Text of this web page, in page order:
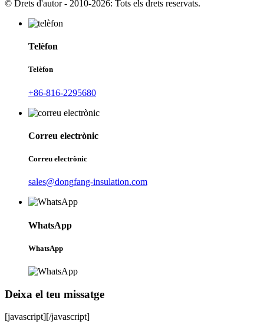
© Drets d'autor - 2010-2026: Tots els drets reservats.
Telèfon
Telèfon
+86-816-2295680
Correu electrònic
Correu electrònic
sales@dongfang-insulation.com
WhatsApp
WhatsApp
Deixa el teu missatge
[javascript][/javascript]